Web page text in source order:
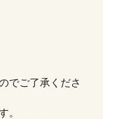
でご了承くださ
。